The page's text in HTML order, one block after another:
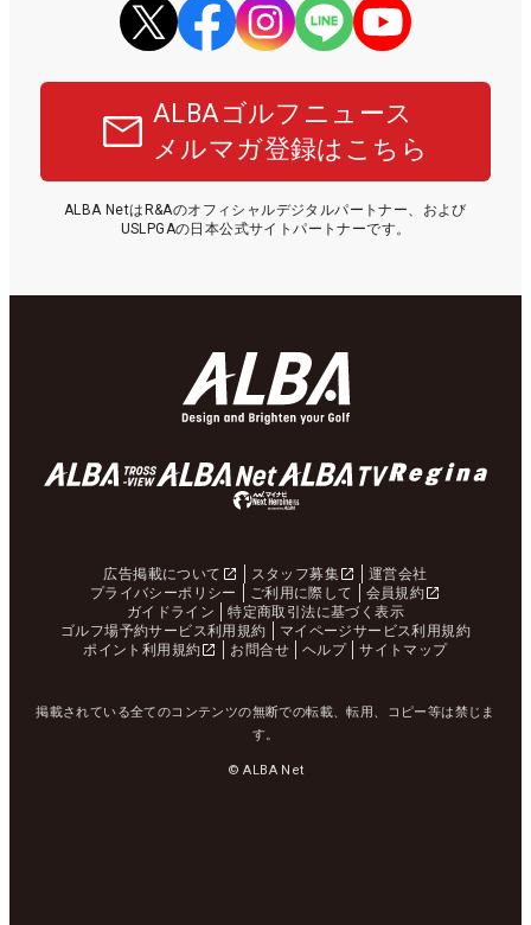
ALBAゴルフニュース
メルマガ登録はこちら
ALBA NetはR&Aのオフィシャルデジタルパートナー、および
USLPGAの日本公式サイトパートナーです。
広告掲載について スタッフ募集
運営会社
プライバシーポリシー
ご利用に際して
会員規約
ガイドライン
特定商取引法に基づく表示
ゴルフ場予約サービス利用規約
マイページサービス利用規約
ポイント利用規約
お問合せ ヘルプ サイトマップ
掲載されている全てのコンテンツの無断での転載、転用、コピー等は禁じま
す。
© ALBA Net